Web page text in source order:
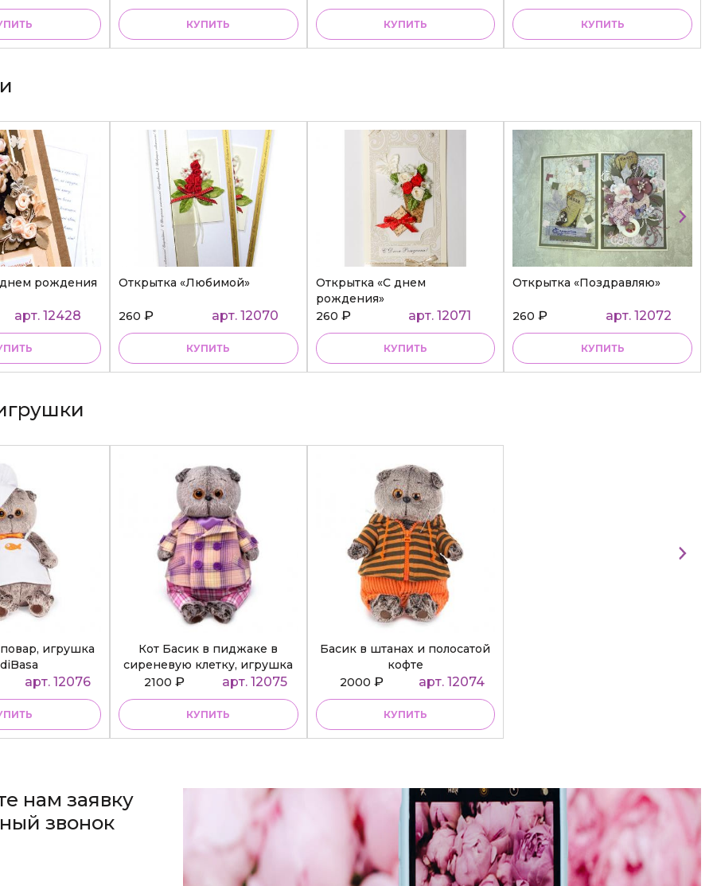
КУПИТЬ КУПИТЬ КУПИТЬ
рождения
арт. 12428
Открытка «Любимой»
260 ₽ арт. 12070
КУПИТЬ
Открытка «С днем
рождения»
260 ₽ арт. 12071
КУПИТЬ
Открытка «Поздравляю»
260₽ арт. 12072
КУПИТЬ
игрушка
арт. 12076
Кот Басик в пиджаке в
сиреневую клетку, игрушка
BudiBasa
2100₽ арт. 12075
КУПИТЬ
Басик в штанах и полосатой
кофте
2000 ₽ арт. 12074
КУПИТЬ
нам заявку
звонок